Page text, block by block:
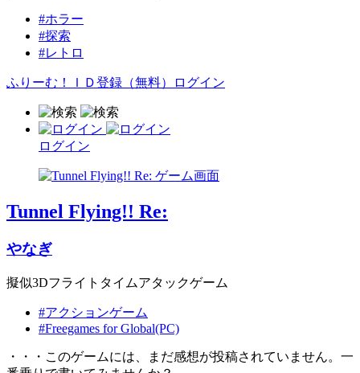
#ホラー
#探索
#レトロ
ふりーむ！ＩＤ登録（無料） ログイン
ログイン
Tunnel Flying!! Re:
やなぎ
擬似3Dフライトタイムアタックゲーム
#アクションゲーム
#Freegames for Global(PC)
・・・このゲームには、まだ感想が投稿されていません。一